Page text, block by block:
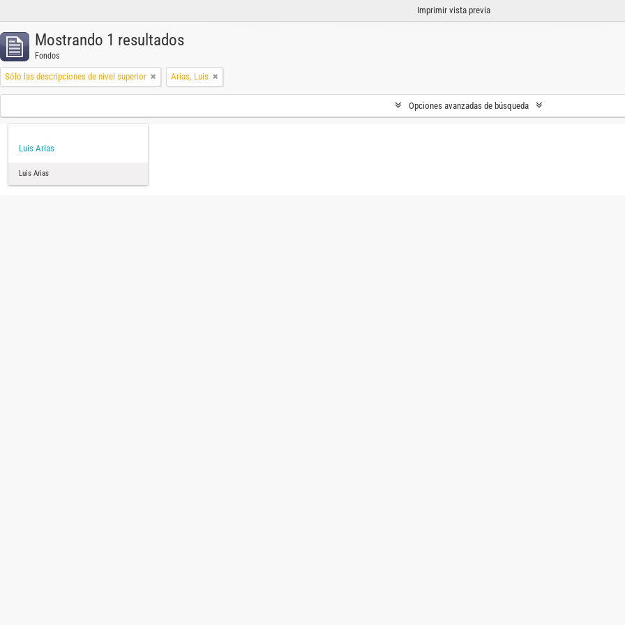
Imprimir vista previa
Mostrando 1 resultados
Fondos
Sólo las descripciones de nivel superior Arias, Luis
Opciones avanzadas de búsqueda
Luis Arias
Luis Arias